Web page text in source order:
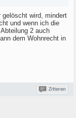
gelöscht wird, mindert
und wenn ich die
2 auch
dem Wohnrecht in
Zitieren